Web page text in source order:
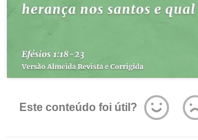
Este conteúdo foi útil?